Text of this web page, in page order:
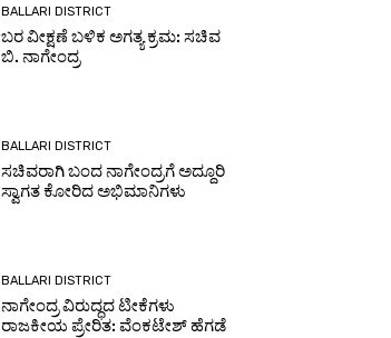
BALLARI DISTRICT
ಬರ ವೀಕ್ಷಣೆ ಬಳಿಕ ಅಗತ್ಯ ಕ್ರಮ: ಸಚಿವ
ಬಿ. ನಾಗೇಂದ್ರ
BALLARI DISTRICT
ಸಚಿವರಾಗಿ ಬಂದ ನಾಗೇಂದ್ರಗೆ ಅದ್ದೂರಿ
ಸ್ವಾಗತ ಕೋರಿದ ಅಭಿಮಾನಿಗಳು
BALLARI DISTRICT
ನಾಗೇಂದ್ರ ವಿರುದ್ಧದ ಟೀಕೆಗಳು
ರಾಜಕೀಯ ಪ್ರೇರಿತ: ವೆಂಕಟೇಶ್ ಹೆಗಡೆ